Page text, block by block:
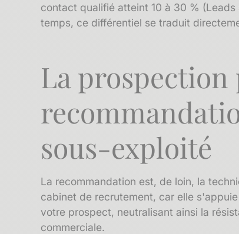
contact qualifié atteint 10 à 30 %
temps, ce différentiel se traduit
La prospection
sous-exploité
La recommandation est, de loin, la
cabinet de recrutement, car elle
votre prospect, neutralisant ainsi la
commerciale.